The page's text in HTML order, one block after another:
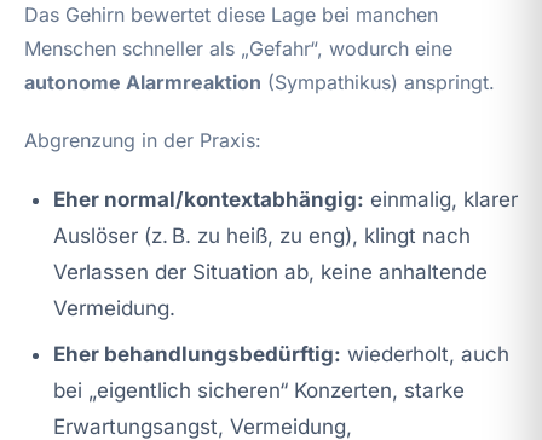
Das Gehirn bewertet diese Lage bei manchen
Menschen schneller als „Gefahr“, wodurch eine
autonome Alarmreaktion (Sympathikus) anspringt.
Abgrenzung in der Praxis:
Eher normal/kontextabhängig: einmalig, klarer
Auslöser (z. B. zu heiß, zu eng), klingt nach
Verlassen der Situation ab, keine anhaltende
Vermeidung.
Eher behandlungsbedürftig: wiederholt, auch
bei „eigentlich sicheren“ Konzerten, starke
Erwartungsangst, Vermeidung,